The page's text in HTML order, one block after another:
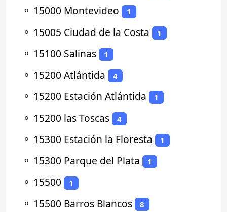
⚬ 15000 Montevideo 1
⚬ 15005 Ciudad de la Costa 1
⚬ 15100 Salinas 1
⚬ 15200 Atlántida 4
⚬ 15200 Estación Atlántida 1
⚬ 15200 las Toscas 4
⚬ 15300 Estación la Floresta 1
⚬ 15300 Parque del Plata 1
⚬ 15500 1
⚬ 15500 Barros Blancos 8